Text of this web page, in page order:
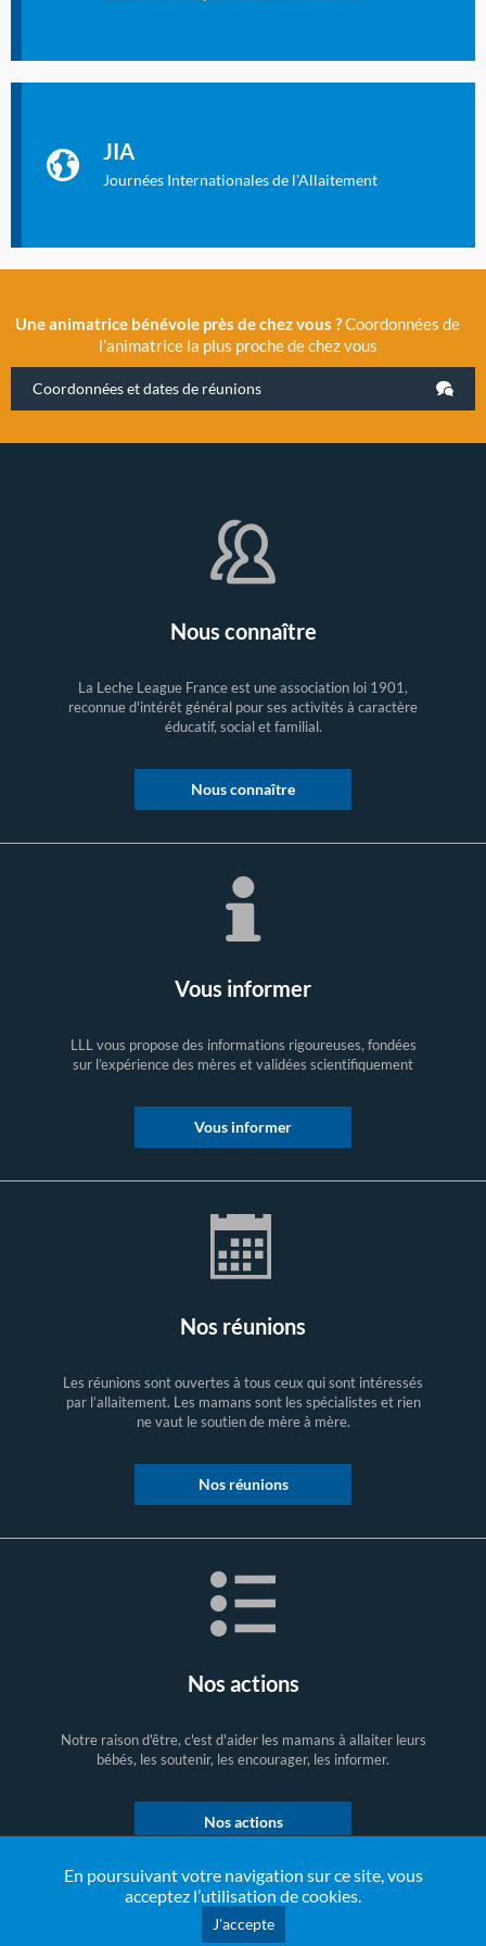
En poursuivant votre navigation sur ce site, vous
acceptez l’utilisation de cookies.
J'accepte
JIA
Journées Internationales de l'Allaitement
2019 la 11e Journée Internationale de l’Allaitement, un
évènement exceptionnel organisé par LLL France.
Une animatrice bénévole près de chez vous ?Coordonnées de
l’animatrice la plus proche de chez vous
Coordonnées et dates de réunions
Nous connaître
La Leche League France est une association loi 1901,
reconnue d'intérêt général pour ses activités à caractère
éducatif, social et familial.
Nous connaître
Vous informer
LLL vous propose des informations rigoureuses, fondées
sur l’expérience des mères et validées scientifiquement
Vous informer
Nos réunions
Les réunions sont ouvertes à tous ceux qui sont intéressés
par l’allaitement. Les mamans sont les spécialistes et rien
ne vaut le soutien de mère à mère.
Nos réunions
Nos actions
Notre raison d'être, c'est d'aider les mamans à allaiter leurs
bébés, les soutenir, les encourager, les informer.
Nos actions